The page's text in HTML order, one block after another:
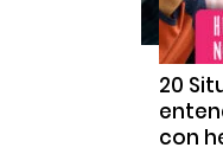
20
con